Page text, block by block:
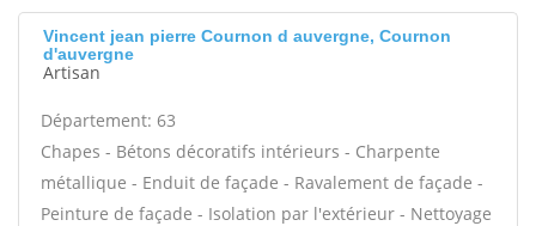
Vincent jean pierre Cournon d auvergne, Cournon
d'auvergne
Artisan
Département: 63
Chapes - Bétons décoratifs intérieurs - Charpente
métallique - Enduit de façade - Ravalement de façade -
Peinture de façade - Isolation par l'extérieur - Nettoyage